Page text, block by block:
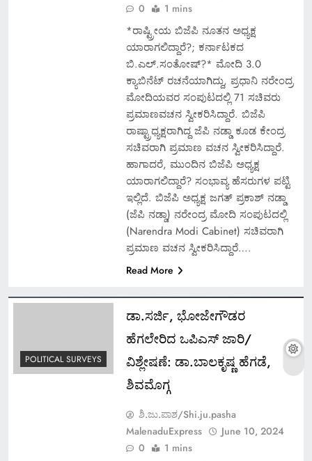
0
1 mins
*ರಾಷ್ಟ್ರೀಯ ಬಿಜೆಪಿ ನೂತನ ಅಧ್ಯಕ್ಷ
ಯಾರಾಗಲಿದ್ದಾರೆ?; ಕರ್ನಾಟಕದ
ಬಿ.ಎಲ್.ಸಂತೋಷ್?* ಮೋದಿ 3.0
ಕ್ಯಾಬಿನೆಟ್ ರಚನೆಯಾಗಿದ್ದು, ಪ್ರಧಾನಿ ನರೇಂದ್ರ
ಮೋದಿಯವರ ಸಂಪುಟದಲ್ಲಿ 71 ಸಚಿವರು
ಪ್ರಮಾಣವಚನ ಸ್ವೀಕರಿಸಿದ್ದಾರೆ. ಬಿಜೆಪಿ
ರಾಷ್ಟ್ರಾಧ್ಯಕ್ಷರಾಗಿದ್ದ ಜೆಪಿ ನಡ್ಡಾ ಕೂಡ ಕೇಂದ್ರ
ಸಚಿವರಾಗಿ ಪ್ರಮಾಣ ವಚನ ಸ್ವೀಕರಿಸಿದ್ದಾರೆ.
ಹಾಗಾದರೆ, ಮುಂದಿನ ಬಿಜೆಪಿ ಅಧ್ಯಕ್ಷ
ಯಾರಾಗಲಿದ್ದಾರೆ? ಸಂಭಾವ್ಯ ಹೆಸರುಗಳ ಪಟ್ಟಿ
ಇಲ್ಲಿದೆ. ಬಿಜೆಪಿ ಅಧ್ಯಕ್ಷ ಜಗತ್ ಪ್ರಕಾಶ್ ನಡ್ಡಾ
(ಜೆಪಿ ನಡ್ಡಾ) ನರೇಂದ್ರ ಮೋದಿ ಸಂಪುಟದಲ್ಲಿ
(Narendra Modi Cabinet) ಸಚಿವರಾಗಿ
ಪ್ರಮಾಣ ವಚನ ಸ್ವೀಕರಿಸಿದ್ದಾರೆ….
Read More
POLITICAL SURVEYS
ಡಾ.ಸರ್ಜಿ, ಭೋಜೇಗೌಡರ
ಹೆಗಲೇರಿದ ಒಪಿಎಸ್ ಜಾರಿ/
ವಿಶ್ಲೇಷಣೆ: ಡಾ.ಬಾಲಕೃಷ್ಣ ಹೆಗಡೆ,
ಶಿವಮೊಗ್ಗ
ಶಿ.ಜು.ಪಾಶ/Shi.ju.pasha
MalenaduExpress
June 10, 2024
0
1 mins